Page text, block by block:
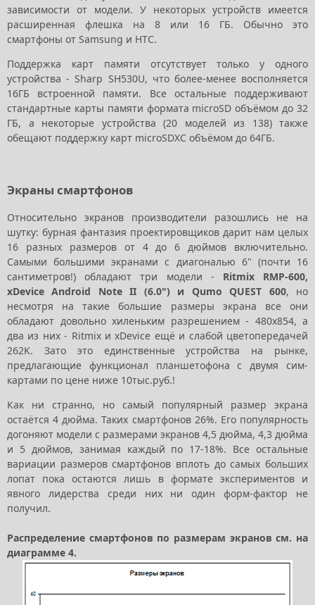
зависимости от модели. У некоторых устройств имеется
расширенная флешка на 8 или 16 ГБ. Обычно это
смартфоны от Samsung и HTC.
Поддержка карт памяти отсутствует только у одного
устройства - Sharp SH530U, что более-менее восполняется
16ГБ встроенной памяти. Все остальные поддерживают
стандартные карты памяти формата microSD объёмом до 32
ГБ, а некоторые устройства (20 моделей из 138) также
обещают поддержку карт microSDXC объёмом до 64ГБ.
Экраны смартфонов
Относительно экранов производители разошлись не на
шутку: бурная фантазия проектировщиков дарит нам целых
16 разных размеров от 4 до 6 дюймов включительно.
Самыми большими экранами с диагональю 6" (почти 16
сантиметров!) обладают три модели - Ritmix RMP-600,
xDevice Android Note II (6.0") и Qumo QUEST 600, но
несмотря на такие большие размеры экрана все они
обладают довольно хиленьким разрешением - 480x854, а
два из них - Ritmix и xDevice ещё и слабой цветопередачей
262K. Зато это единственные устройства на рынке,
предлагающие функционал планшетофона с двумя сим-
картами по цене ниже 10тыс.руб.!
Как ни странно, но самый популярный размер экрана
остаётся 4 дюйма. Таких смартфонов 26%. Его популярность
догоняют модели с размерами экранов 4,5 дюйма, 4,3 дюйма
и 5 дюймов, занимая каждый по 17-18%. Все остальные
вариации размеров смартфонов вплоть до самых больших
лопат пока остаются лишь в формате экспериментов и
явного лидерства среди них ни один форм-фактор не
получил.
Распределение смартфонов по размерам экранов см. на
диаграмме 4.